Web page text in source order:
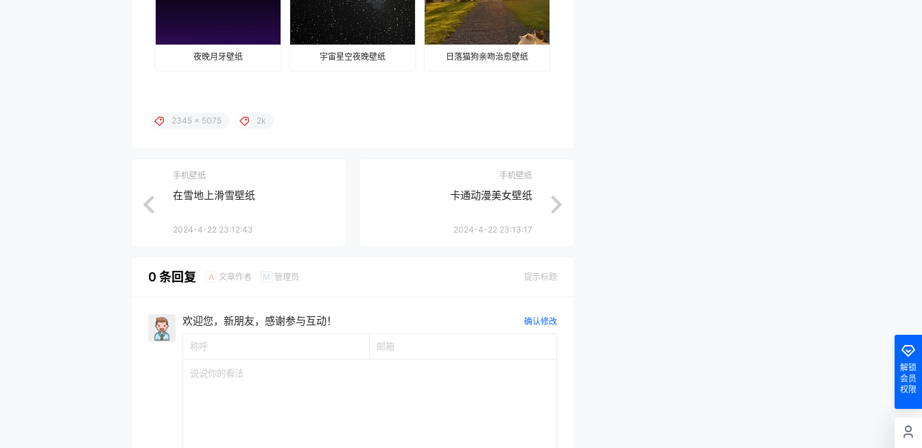
夜晚月牙壁纸 宇宙星空夜晚壁纸 日落猫狗亲吻治愈壁纸
2345 x 5075 2k
手机壁纸
在雪地上滑雪壁纸
2024-4-22 23:12:43
手机壁纸
卡通动漫美女壁纸
2024-4-22 23:13:17
0 条回复 A 文章作者 M 管理员 提示标题
欢迎您，新朋友，感谢参与互动！ 确认修改
解锁
会员
权限